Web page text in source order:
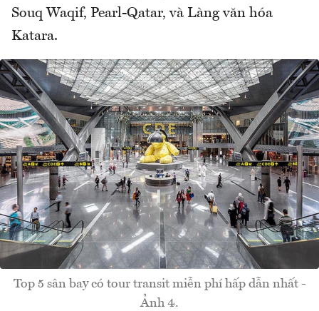
Souq Waqif, Pearl-Qatar, và Làng văn hóa
Katara.
Top 5 sân bay có tour transit miễn phí hấp dẫn nhất -
Ảnh 4.